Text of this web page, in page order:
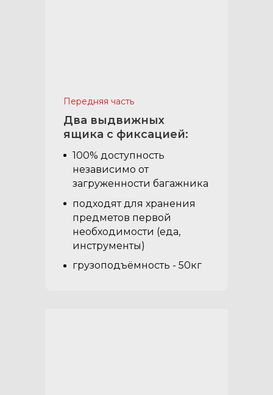
Передняя часть
Два выдвижных
ящика с фиксацией:
100% доступность
независимо от
загруженности багажника
подходят для хранения
предметов первой
необходимости (еда,
инструменты)
грузоподъёмность - 50кг